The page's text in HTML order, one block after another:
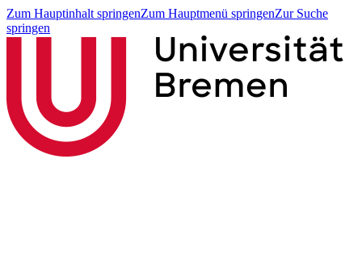
Zum Hauptinhalt springenZum Hauptmenü springenZur Suche
springen